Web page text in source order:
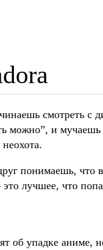
смотреть
можно”, и
понимаешь, что
лучшее, что
об упадке аниме,